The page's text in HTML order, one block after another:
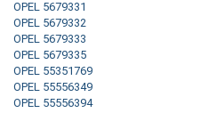
OPEL 5679331
OPEL 5679332
OPEL 5679333
OPEL 5679335
OPEL 55351769
OPEL 55556349
OPEL 55556394